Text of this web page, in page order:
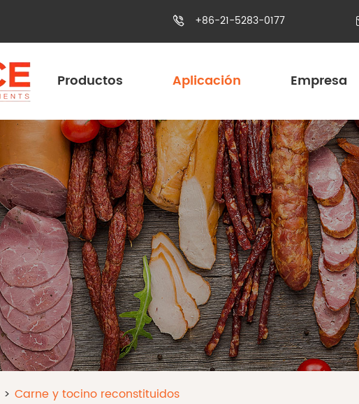
 +86-21-5283-0177
Productos Aplicación Empresa
Carne y tocino reconstituidos